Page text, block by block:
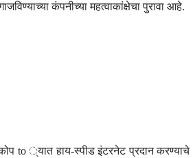
कंपनीच्या महत्वाकांक्षेचा पुरावा आहे.
to ्यात हाय-स्पीड इंटरनेट प्रदान करण्याचे